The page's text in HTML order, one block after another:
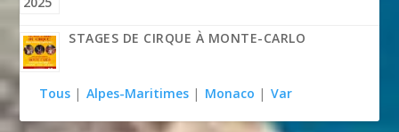
STAGES DE CIRQUE À MONTE-CARLO
Tous | Alpes-Maritimes | Monaco | Var